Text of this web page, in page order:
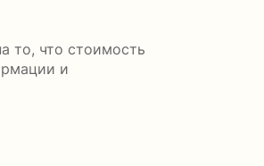
то, что стоимость
и